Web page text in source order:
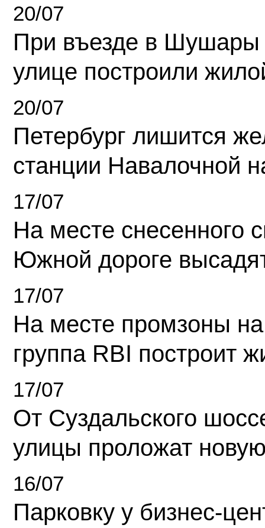
20/07
При въезде в Шушары
улице построили
20/07
Петербург лишится
станции Навалочной
17/07
На месте снесенного
Южной дороге
17/07
На месте промзоны
группа RBI построит
17/07
От Суздальского
улицы проложат
16/07
Парковку у бизнес-